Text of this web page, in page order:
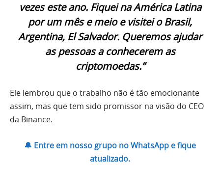
vezes este ano. Fiquei na América Latina
por um mês e meio e visitei o Brasil,
Argentina, El Salvador. Queremos ajudar
as pessoas a conhecerem as
criptomoedas.”
Ele lembrou que o trabalho não é tão emocionante
assim, mas que tem sido promissor na visão do CEO
da Binance.
🔔 Entre em nosso grupo no WhatsApp e fique
atualizado.